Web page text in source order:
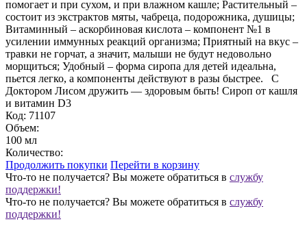
помогает и при сухом, и при влажном кашле; Растительный –
состоит из экстрактов мяты, чабреца, подорожника, душицы;
Витаминный – аскорбиновая кислота – компонент №1 в
усилении иммунных реакций организма; Приятный на вкус –
травки не горчат, а значит, малыши не будут недовольно
морщиться; Удобный – форма сиропа для детей идеальна,
пьется легко, а компоненты действуют в разы быстрее. С
Доктором Лисом дружить — здоровым быть! Сироп от кашля
и витамин D3
Код: 71107
Объем:
100 мл
Количество:
Продолжить покупки Перейти в корзину
Что-то не получается? Вы можете обратиться в службу
поддержки!
Что-то не получается? Вы можете обратиться в службу
поддержки!